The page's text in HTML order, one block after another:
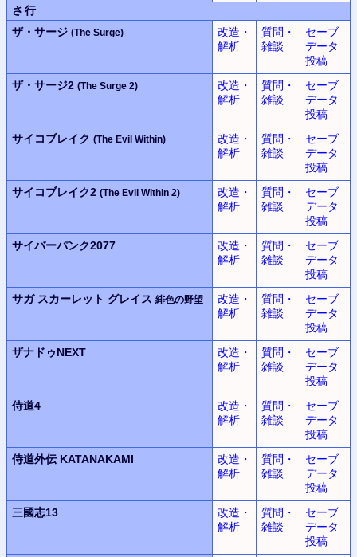
さ行
ザ・サージ (The Surge)
改造・
解析
質問・
雑談
セーブ
データ
投稿
ザ・サージ2 (The Surge 2)
改造・
解析
質問・
雑談
セーブ
データ
投稿
サイコブレイク (The Evil Within)
改造・
解析
質問・
雑談
セーブ
データ
投稿
サイコブレイク2 (The Evil Within 2)
改造・
解析
質問・
雑談
セーブ
データ
投稿
サイバーパンク2077
改造・
解析
質問・
雑談
セーブ
データ
投稿
サガ スカーレット グレイス 緋色の野望
改造・
解析
質問・
雑談
セーブ
データ
投稿
ザナドゥNEXT
改造・
解析
質問・
雑談
セーブ
データ
投稿
侍道4
改造・
解析
質問・
雑談
セーブ
データ
投稿
侍道外伝 KATANAKAMI
改造・
解析
質問・
雑談
セーブ
データ
投稿
三國志13
改造・
解析
質問・
雑談
セーブ
データ
投稿